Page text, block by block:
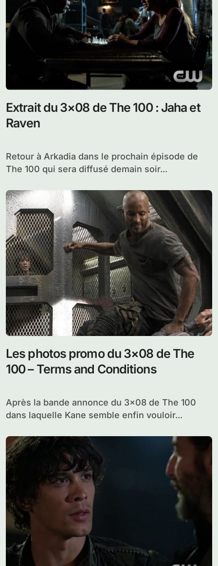
Extrait du 3×08 de The 100 : Jaha et
Raven
Retour à Arkadia dans le prochain épisode de
The 100 qui sera diffusé demain soir...
Les photos promo du 3×08 de The
100 – Terms and Conditions
Après la bande annonce du 3×08 de The 100
dans laquelle Kane semble enfin vouloir...